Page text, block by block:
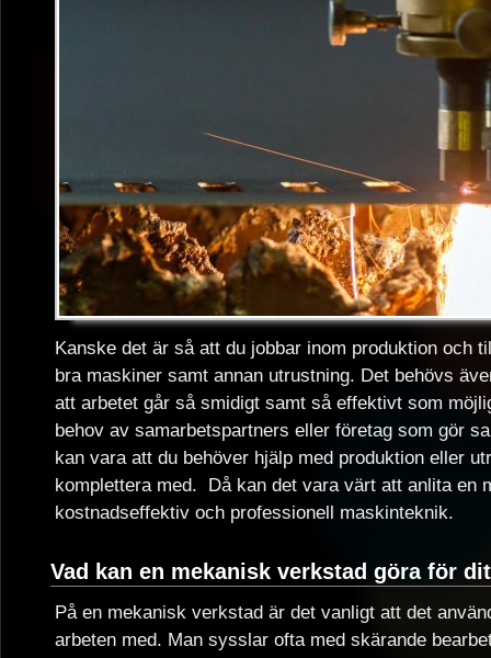
Kanske det är så att du jobbar inom produktion och
bra maskiner samt annan utrustning. Det behövs
att arbetet går så smidigt samt så effektivt som
behov av samarbetspartners eller företag som gör
kan vara att du behöver hjälp med produktion eller
komplettera med. Då kan det vara värt att anlita en
kostnadseffektiv och professionell maskinteknik.
Vad kan en mekanisk verkstad göra för
På en mekanisk verkstad är det vanligt att det
arbeten med. Man sysslar ofta med skärande